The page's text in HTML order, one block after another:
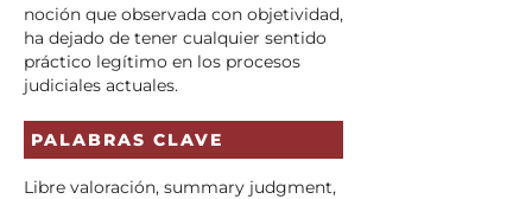
noción que observada con objetividad,
ha dejado de tener cualquier sentido
práctico legítimo en los procesos
judiciales actuales.
PALABRAS CLAVE
Libre valoración, summary judgment,